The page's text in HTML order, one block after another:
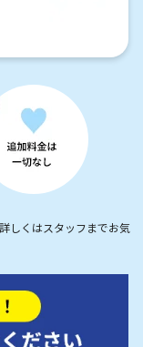
しくはスタッフまでお気